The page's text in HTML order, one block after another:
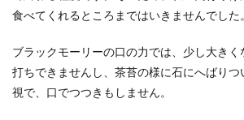
食べてくれるところまではいきませんでした。
ブラックモーリーの口の力では、少し大き
打ちできませんし、茶苔の様に石にへばり
視で、口でつつきもしません。